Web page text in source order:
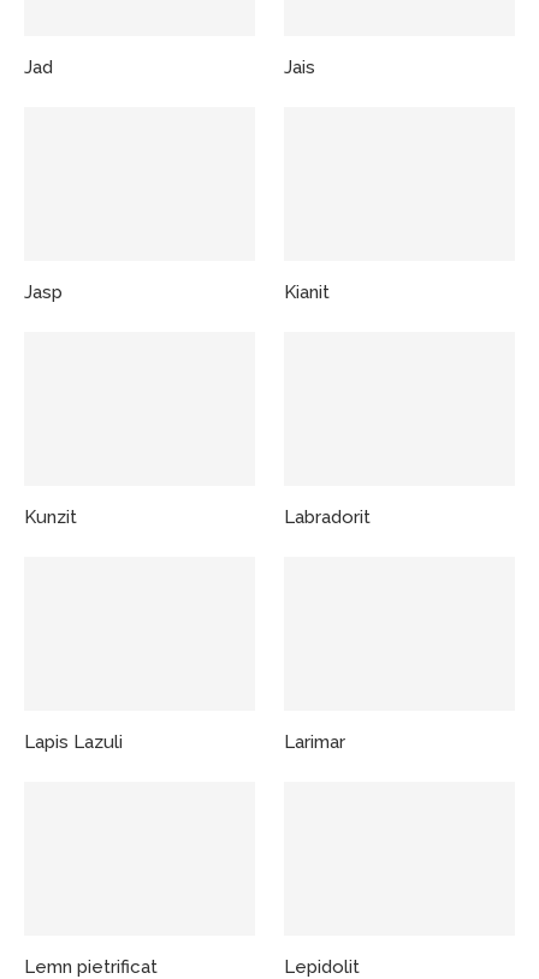
Jad Jais
Jasp Kianit
Kunzit Labradorit
Lapis Lazuli Larimar
Lemn pietrificat Lepidolit